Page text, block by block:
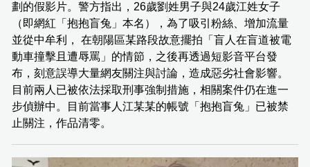
劃的假影片。警方指出，26歲劉姓男子與24歲江姓女子
（即網紅「抱抱盲兔」本名），為了吸引粉絲、增加流量
並從中牟利， 在朝陽區某路段故意擺拍「盲人在盲道被電
動車撞擊且遭辱罵」的情節，之後再透過短影音平台發
布，刻意誤導大量網友關注與討論，造成惡劣社會影響。
目前兩人已被依法採取刑事強制措施，相關案件仍在進一
步偵辦中。目前當事人江某某的帳號「抱抱盲兔」已被禁
止關注，作品清零。